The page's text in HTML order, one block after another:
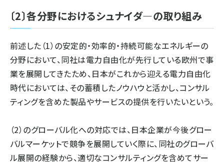
〔2〕各分野におけるシュナイダ―の取り組み
前述した（1）の安定的・効率的・持続可能なエネルギーの
分野において、同社は電力自由化が先行している欧州で事
業を展開してきたため、日本がこれから迎える電力自由化
時代においては、その蓄積したノウハウと活かし、コンサル
ティングを含めた製品やサービスの提供を行いたいという。
（2）のグローバル化への対応では、日本企業が今後グロー
バルマーケットで競争を展開していく際に、同社のグローバ
ル展開の経験から、適切なコンサルティングを含めてサー